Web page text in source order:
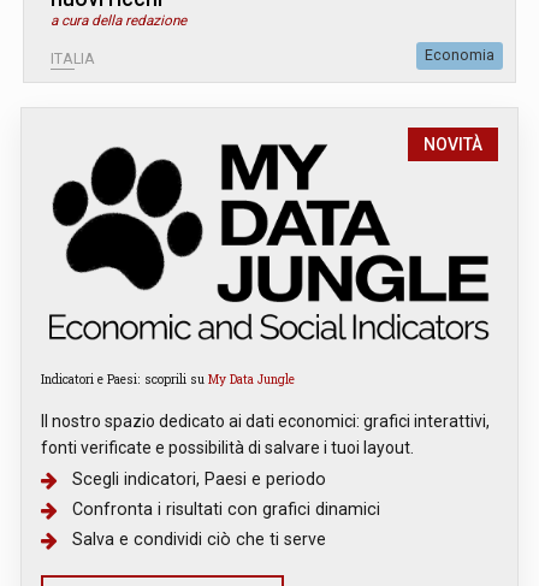
a cura della redazione
ITALIA Economia
NOVITÀ
Indicatori e Paesi: scoprili su My Data Jungle
Il nostro spazio dedicato ai dati economici: grafici interattivi,
fonti verificate e possibilità di salvare i tuoi layout.
Scegli indicatori, Paesi e periodo
Confronta i risultati con grafici dinamici
Salva e condividi ciò che ti serve